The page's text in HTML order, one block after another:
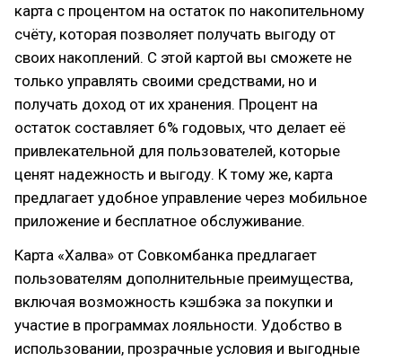
карта с процентом на остаток по накопительному
счёту, которая позволяет получать выгоду от
своих накоплений. С этой картой вы сможете не
только управлять своими средствами, но и
получать доход от их хранения. Процент на
остаток составляет 6% годовых, что делает её
привлекательной для пользователей, которые
ценят надежность и выгоду. К тому же, карта
предлагает удобное управление через мобильное
приложение и бесплатное обслуживание.
Карта «Халва» от Совкомбанка предлагает
пользователям дополнительные преимущества,
включая возможность кэшбэка за покупки и
участие в программах лояльности. Удобство в
использовании, прозрачные условия и выгодные